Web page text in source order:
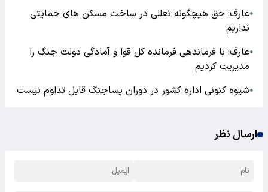
●عارف: حق هیچگونه تعللی در ساخت مسکن های حمایتی
نداریم
●عارف: با فرماندهی فرمانده کل قوا و آمادگی دولت جنگ را
مدیریت کردیم
●شیوه کنونی اداره کشور در دوران پساجنگ قابل تداوم نیست
ارسال نظر